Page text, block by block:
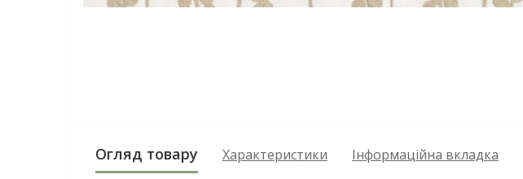
Огляд товару Характеристики Інформаційна вкладка